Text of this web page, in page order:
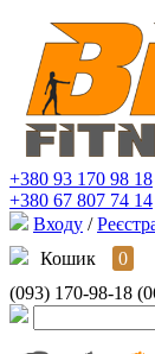
+380 93 170 98 18
+380 67 807 74 14
Входу /
Кошик
0
(093) 170-98-18